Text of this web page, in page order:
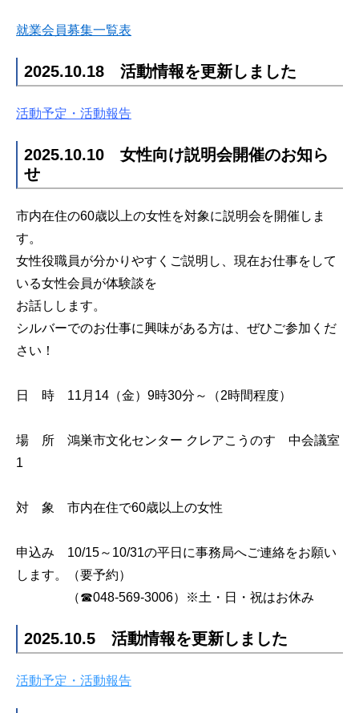
就業会員募集一覧表
2025.10.18 活動情報を更新しました
活動予定・活動報告
2025.10.10 女性向け説明会開催のお知ら
せ
市内在住の60歳以上の女性を対象に説明会を開催しま
す。
女性役職員が分かりやすくご説明し、現在お仕事をして
いる女性会員が体験談を
お話しします。
シルバーでのお仕事に興味がある方は、ぜひご参加くだ
さい！
日 時 11月14（金）9時30分～（2時間程度）
場 所 鴻巣市文化センター クレアこうのす 中会議室
1
対 象 市内在住で60歳以上の女性
申込み 10/15～10/31の平日に事務局へご連絡をお願い
します。（要予約）
（☎048-569-3006）※土・日・祝はお休み
2025.10.5 活動情報を更新しました
活動予定・活動報告